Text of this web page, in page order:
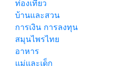
ท่องเที่ยว
บ้านและสวน
การเงิน การลงทุน
สมุนไพรไทย
อาหาร
แม่และเด็ก